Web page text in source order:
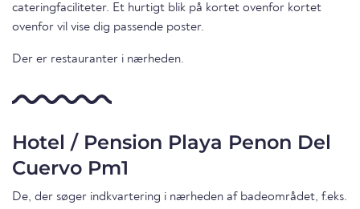
cateringfaciliteter. Et hurtigt blik på kortet ovenfor kortet
ovenfor vil vise dig passende poster.
Der er restauranter i nærheden.
Hotel / Pension Playa Penon Del
Cuervo Pm1
De, der søger indkvartering i nærheden af badeområdet, f.eks.